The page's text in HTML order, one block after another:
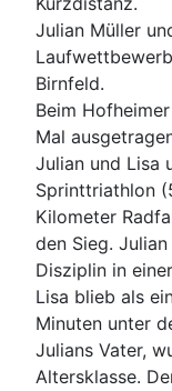
Julian Müller
Birnfeld.
Beim
Mal
Julian und Lisa
Sprinttriathlon
Kilometer
den Sieg.
Disziplin in
Lisa blieb als
Minuten unter
Julians Vater,
Altersklasse.